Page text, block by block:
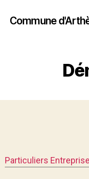
Commune
Particuliers